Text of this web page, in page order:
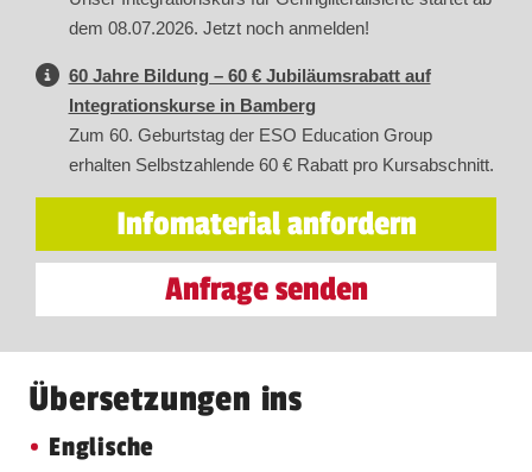
dem 08.07.2026. Jetzt noch anmelden!
60 Jahre Bildung – 60 € Jubiläumsrabatt auf
Integrationskurse in Bamberg
Zum 60. Geburtstag der ESO Education Group
erhalten Selbstzahlende 60 € Rabatt pro Kursabschnitt.
Infomaterial anfordern
Anfrage senden
Übersetzungen ins
Englische